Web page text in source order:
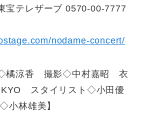
宝テレザーブ 0570-00-7777
nodame-concert/
◇橘涼香 撮影◇中村嘉昭 衣
スタイリスト◇小田優
林雄美】